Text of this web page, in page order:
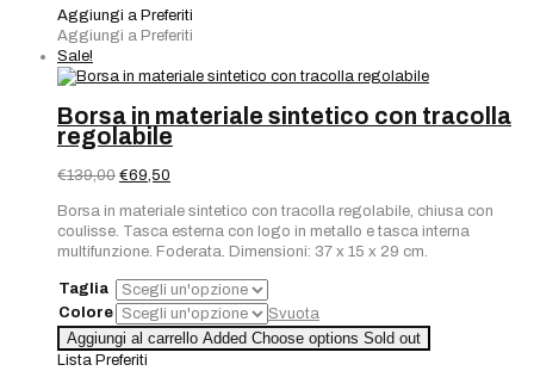
Aggiungi a Preferiti
Aggiungi a Preferiti
Sale!
Borsa in materiale sintetico con tracolla
regolabile
€139,00 Il
originale
era:
€139,00.
€69,50
attuale
è:
€69,50.
Borsa in materiale sintetico con tracolla regolabile, chiusa con
coulisse. Tasca esterna con logo in metallo e tasca interna
multifunzione. Foderata. Dimensioni: 37 x 15 x 29 cm.
Taglia
Colore
Svuota
Aggiungi al carrello Added Choose options Sold out
Lista Preferiti